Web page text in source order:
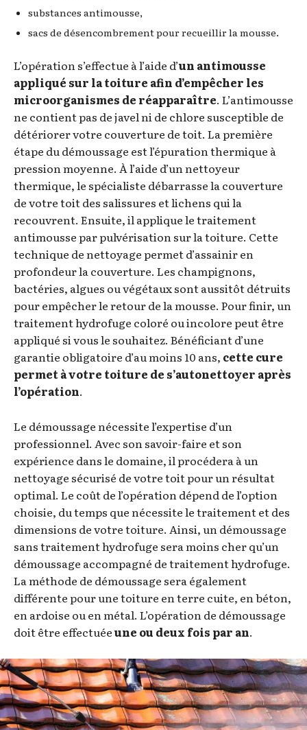
substances antimousse,
sacs de désencombrement pour recueillir la mousse.
L’opération s’effectue à l’aide d’un antimousse
appliqué sur la toiture afin d’empêcher les
microorganismes de réapparaître. L’antimousse
ne contient pas de javel ni de chlore susceptible de
détériorer votre couverture de toit. La première
étape du démoussage est l’épuration thermique à
pression moyenne. À l’aide d’un nettoyeur
thermique, le spécialiste débarrasse la couverture
de votre toit des salissures et lichens qui la
recouvrent. Ensuite, il applique le traitement
antimousse par pulvérisation sur la toiture. Cette
technique de nettoyage permet d’assainir en
profondeur la couverture. Les champignons,
bactéries, algues ou végétaux sont aussitôt détruits
pour empêcher le retour de la mousse. Pour finir, un
traitement hydrofuge coloré ou incolore peut être
appliqué si vous le souhaitez. Bénéficiant d’une
garantie obligatoire d’au moins 10 ans, cette cure
permet à votre toiture de s’autonettoyer après
l’opération.
Le démoussage nécessite l’expertise d’un
professionnel. Avec son savoir-faire et son
expérience dans le domaine, il procédera à un
nettoyage sécurisé de votre toit pour un résultat
optimal. Le coût de l’opération dépend de l’option
choisie, du temps que nécessite le traitement et des
dimensions de votre toiture. Ainsi, un démoussage
sans traitement hydrofuge sera moins cher qu’un
démoussage accompagné de traitement hydrofuge.
La méthode de démoussage sera également
différente pour une toiture en terre cuite, en béton,
en ardoise ou en métal. L’opération de démoussage
doit être effectuéeune ou deux fois par an.